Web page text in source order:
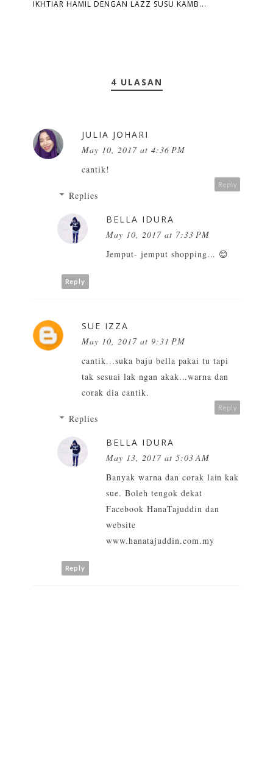
IKHTIAR HAMIL DENGAN LAZZ SUSU KAMB...
4 ULASAN
JULIA JOHARI
May 10, 2017 at 4:36 PM
cantik!
Reply
Replies
BELLA IDURA
May 10, 2017 at 7:33 PM
Jemput- jemput shopping... 😊
Reply
SUE IZZA
May 10, 2017 at 9:31 PM
cantik...suka baju bella pakai tu tapi
tak sesuai lak ngan akak...warna dan
corak dia cantik.
Reply
Replies
BELLA IDURA
May 13, 2017 at 5:03 AM
Banyak warna dan corak lain kak
sue. Boleh tengok dekat
Facebook HanaTajuddin dan
website
www.hanatajuddin.com.my
Reply